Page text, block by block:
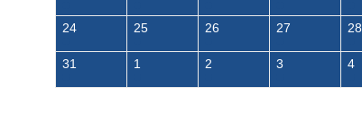
24 25 26 27 28
31 1 2 3 4